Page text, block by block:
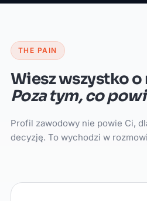
THE PAIN
Wiesz wszystko
Poza tym, co
Profil zawodowy nie powie Ci,
decyzję. To wychodzi w